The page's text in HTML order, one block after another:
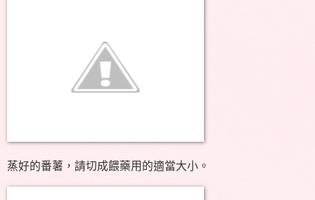
蒸好的番薯，請切成餵藥用的適當大小。